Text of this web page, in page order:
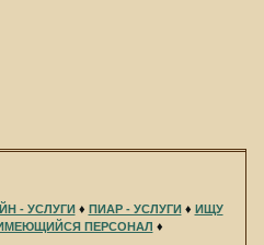
- УСЛУГИ ♦ ПИАР - УСЛУГИ ♦ ИЩУ
ПЕРСОНАЛ ♦